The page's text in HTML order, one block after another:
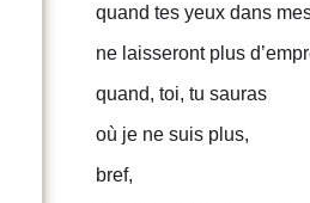
quand tes yeux dans
ne laisseront plus
quand, toi, tu sauras
où je ne suis plus,
bref,